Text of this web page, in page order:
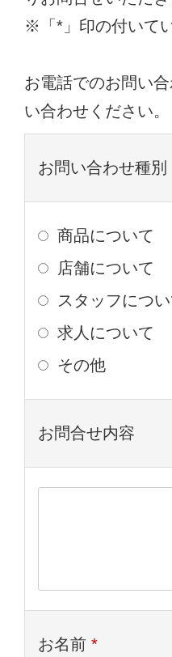
※「*」印の付いて
お電話でのお問い
い合わせください。
お問い合わせ種別
商品について
店舗について
スタッフにつ
求人について
その他
お問合せ内容
お名前 *